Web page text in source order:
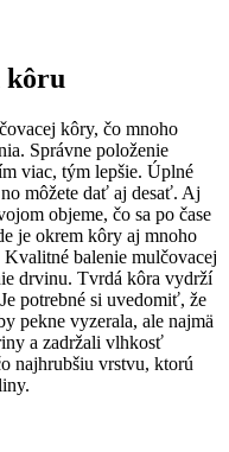
kôru
kôry, čo mnoho
Správne položenie
viac, tým lepšie. Úplné
môžete dať aj desať. Aj
objeme, čo sa po čase
je okrem kôry aj mnoho
balenie mulčovacej
drvinu. Tvrdá kôra vydrží
potrebné si uvedomiť, že
pekne vyzerala, ale najmä
a zadržali vlhkosť
najhrubšiu vrstvu, ktorú